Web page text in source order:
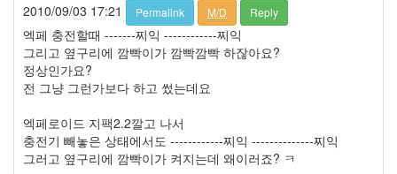
2010/09/03 17:21
Permalink M/D Reply
엑페 충전할때 -------찌익 ------------찌익
그리고 옆구리에 깜빡이가 깜빡깜빡 하잖아요?
정상인가요?
전 그냥 그런가보다 하고 썼는데요
엑페로이드 지팩2.2깔고 나서
충전기 빼놓은 상태에서도 ------------찌익 --------------찌익
그러고 옆구리에 깜빡이가 켜지는데 왜이러죠? ㅋ